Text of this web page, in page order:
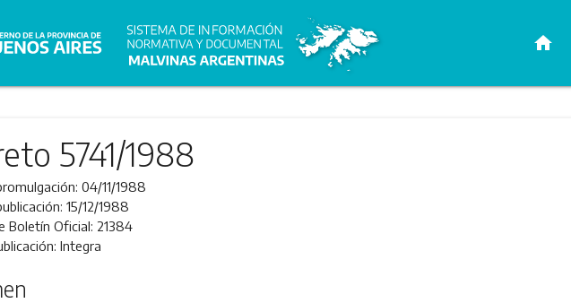
home
5741/1988
04/11/1988
15/12/1988
Boletín Oficial: 21384
Integra